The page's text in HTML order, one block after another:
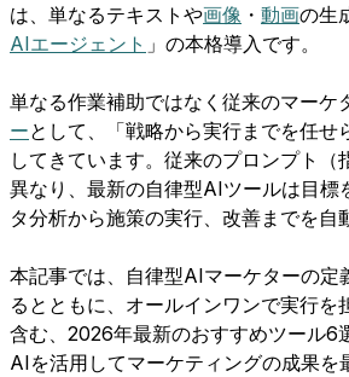
は、単なるテキストや画像 ・ 動画の生
AIエージェント 」の本格導入です。
単なる作業補助ではなく従来のマーケ
ーとして、「戦略から実行までを任せ
してきています。従来のプロンプト（
異なり、最新の自律型AIツールは目標
タ分析から施策の実行、改善までを自
本記事では、自律型AIマーケターの定
るとともに、オールインワンで実行を
含む、2026年最新のおすすめツール6
AIを活用してマーケティングの成果を